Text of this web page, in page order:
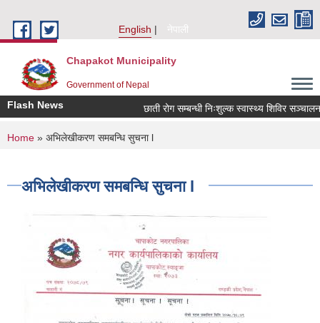
English
नेपाली
Chapakot Municipality
Government of Nepal
Flash News छाती रोग सम्बन्धी निःशुल्क स्वास्थ्य शिविर सञ्चालन
You are here
Home » अभिलेखीकरण समबन्धि सुचना l
अभिलेखीकरण समबन्धि सुचना l